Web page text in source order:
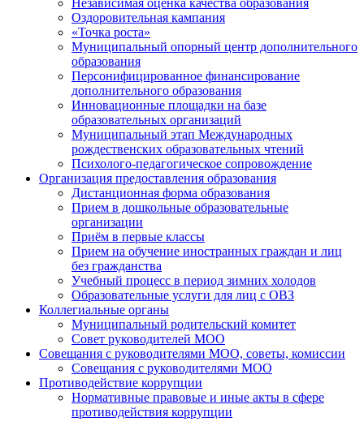
Независимая оценка качества образования
Оздоровительная кампания
«Точка роста»
Муниципальный опорный центр дополнительного
образования
Персонифицированное финансирование
дополнительного образования
Инновационные площадки на базе
образовательных организаций
Муниципальный этап Международных
рождественских образовательных чтений
Психолого-педагогическое сопровождение
Организация предоставления образования
Дистанционная форма образования
Прием в дошкольные образовательные
организации
Приём в первые классы
Прием на обучение иностранных граждан и лиц
без гражданства
Учебный процесс в период зимних холодов
Образовательные услуги для лиц с ОВЗ
Коллегиальные органы
Муниципальный родительский комитет
Совет руководителей МОО
Совещания с руководителями МОО, советы, комиссии
Совещания с руководителями МОО
Противодействие коррупции
Нормативные правовые и иные акты в сфере
противодействия коррупции